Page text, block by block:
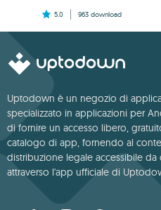
5.0 963 download
Uptodown è un negozio di
specializzato in applicazioni per
di fornire un accesso libero,
catalogo di app, fornendo al
distribuzione legale accessibile da
attraverso l'app ufficiale di